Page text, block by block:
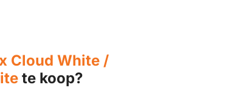
Cloud White /
te koop?